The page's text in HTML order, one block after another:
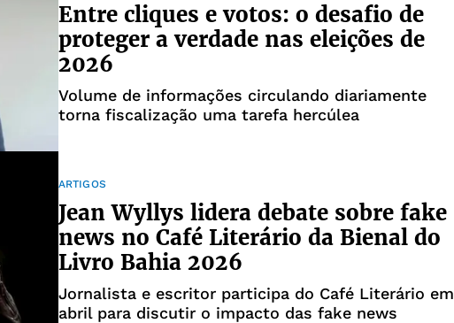
Entre cliques e votos: o desafio de
proteger a verdade nas eleições de
2026
Volume de informações circulando diariamente
torna fiscalização uma tarefa hercúlea
ARTIGOS
Jean Wyllys lidera debate sobre fake
news no Café Literário da Bienal do
Livro Bahia 2026
Jornalista e escritor participa do Café Literário em
abril para discutir o impacto das fake news